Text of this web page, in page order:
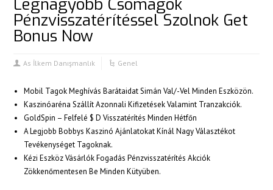
panel
panel
panel
panel
panel
panel
panel
Legnagyobb Csomagok
Pénzvisszatérítéssel Szolnok Get
Bonus Now
As İlkem Danışmanlık Genel
Mobil Tagok Meghívás Barátaidat Simán Val/-Vel Minden Eszközön.
Kaszinóaréna Szállít Azonnali Kifizetések Valamint Tranzakciók.
GoldSpin – Felfelé $ D Visszatérítés Minden Hétfőn
A Legjobb Bobbys Kaszinó Ajánlatokat Kínál Nagy Választékot
Tevékenységet Tagoknak.
Kézi Eszköz Vásárlók Fogadás Pénzvisszatérítés Akciók
Zökkenőmentesen Be Minden Kütyüben.